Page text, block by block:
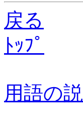
戻る
ﾄｯﾌﾟ
用語の